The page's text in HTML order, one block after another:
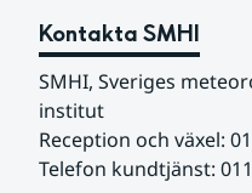
Kontakta SMHI
SMHI, Sveriges
institut
Reception och växel:
Telefon kundtjänst: